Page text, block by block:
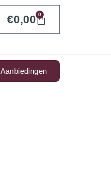
€0,00 0
Aanbiedingen